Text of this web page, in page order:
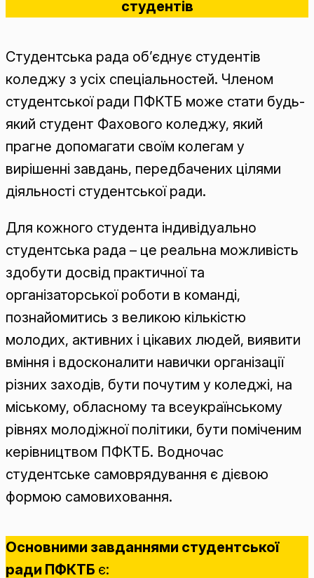
студентів
Студентська рада об’єднує студентів
коледжу з усіх спеціальностей. Членом
студентської ради ПФКТБ може стати будь-
який студент Фахового коледжу, який
прагне допомагати своїм колегам у
вирішенні завдань, передбачених цілями
діяльності студентської ради.
Для кожного студента індивідуально
студентська рада – це реальна можливість
здобути досвід практичної та
організаторської роботи в команді,
познайомитись з великою кількістю
молодих, активних і цікавих людей, виявити
вміння і вдосконалити навички організації
різних заходів, бути почутим у коледжі, на
міському, обласному та всеукраїнському
рівнях молодіжної політики, бути поміченим
керівництвом ПФКТБ. Водночас
студентське самоврядування є дієвою
формою самовиховання.
Основними завданнями студентської
ради ПФКТБ є: